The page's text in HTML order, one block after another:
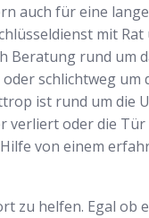
auch für eine
mit
rund um
schlichtweg um
ist rund um die
verliert oder die
von einem
zu helfen. Egal ob